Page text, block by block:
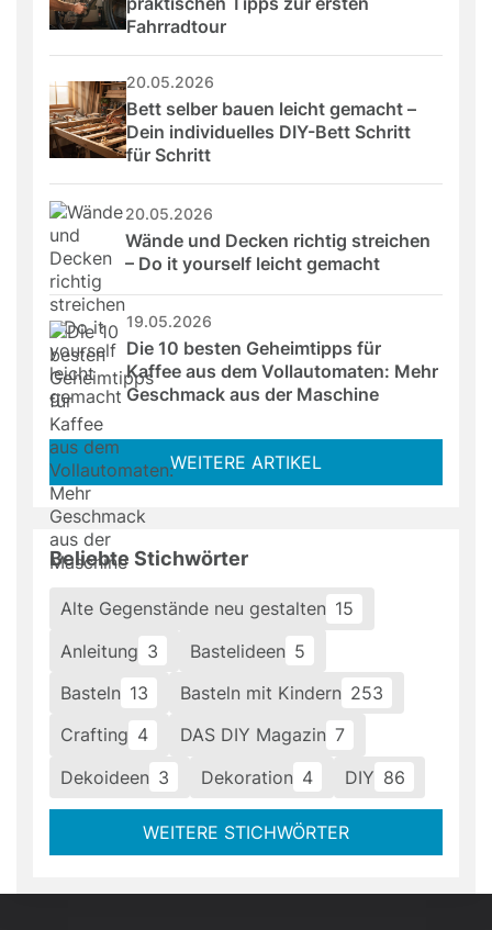
Fahrradtour
20.05.2026
Bett selber bauen leicht gemacht –
Dein individuelles DIY-Bett Schritt
für Schritt
20.05.2026
Wände und Decken richtig streichen
– Do it yourself leicht gemacht
19.05.2026
Die 10 besten Geheimtipps für
Kaffee aus dem Vollautomaten: Mehr
Geschmack aus der Maschine
WEITERE ARTIKEL
Beliebte Stichwörter
Alte Gegenstände neu gestalten 15
Anleitung 3 Bastelideen 5
Basteln 13 Basteln mit Kindern 253
Crafting 4 DAS DIY Magazin 7
Dekoideen 3 Dekoration 4 DIY 86
WEITERE STICHWÖRTER